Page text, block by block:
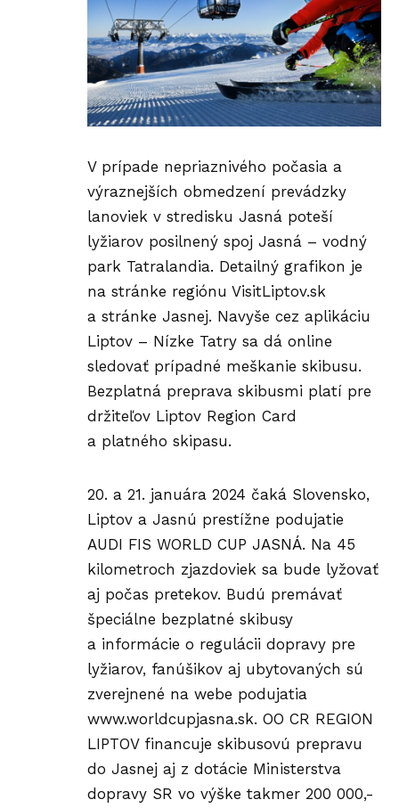
V prípade nepriaznivého počasia a
výraznejších obmedzení prevádzky
lanoviek v stredisku Jasná poteší
lyžiarov posilnený spoj Jasná – vodný
park Tatralandia. Detailný grafikon je
na stránke regiónu VisitLiptov.sk
a stránke Jasnej. Navyše cez aplikáciu
Liptov – Nízke Tatry sa dá online
sledovať prípadné meškanie skibusu.
Bezplatná preprava skibusmi platí pre
držiteľov Liptov Region Card
a platného skipasu.
20. a 21. januára 2024 čaká Slovensko,
Liptov a Jasnú prestížne podujatie
AUDI FIS WORLD CUP JASNÁ. Na 45
kilometroch zjazdoviek sa bude lyžovať
aj počas pretekov. Budú premávať
špeciálne bezplatné skibusy
a informácie o regulácii dopravy pre
lyžiarov, fanúšikov aj ubytovaných sú
zverejnené na webe podujatia
www.worldcupjasna.sk. OO CR REGION
LIPTOV financuje skibusovú prepravu
do Jasnej aj z dotácie Ministerstva
dopravy SR vo výške takmer 200 000,-